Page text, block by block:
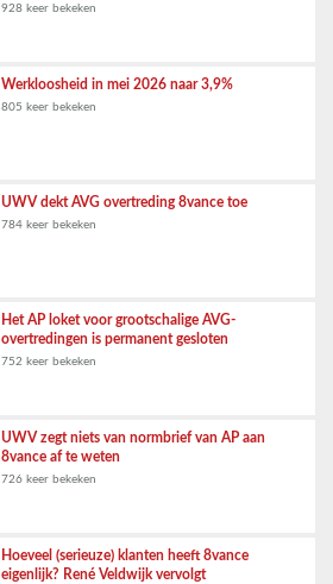
928 keer bekeken
Werkloosheid in mei 2026 naar 3,9%
805 keer bekeken
UWV dekt AVG overtreding 8vance toe
784 keer bekeken
Het AP loket voor grootschalige AVG-
overtredingen is permanent gesloten
752 keer bekeken
UWV zegt niets van normbrief van AP aan
8vance af te weten
726 keer bekeken
Hoeveel (serieuze) klanten heeft 8vance
eigenlijk? René Veldwijk vervolgt